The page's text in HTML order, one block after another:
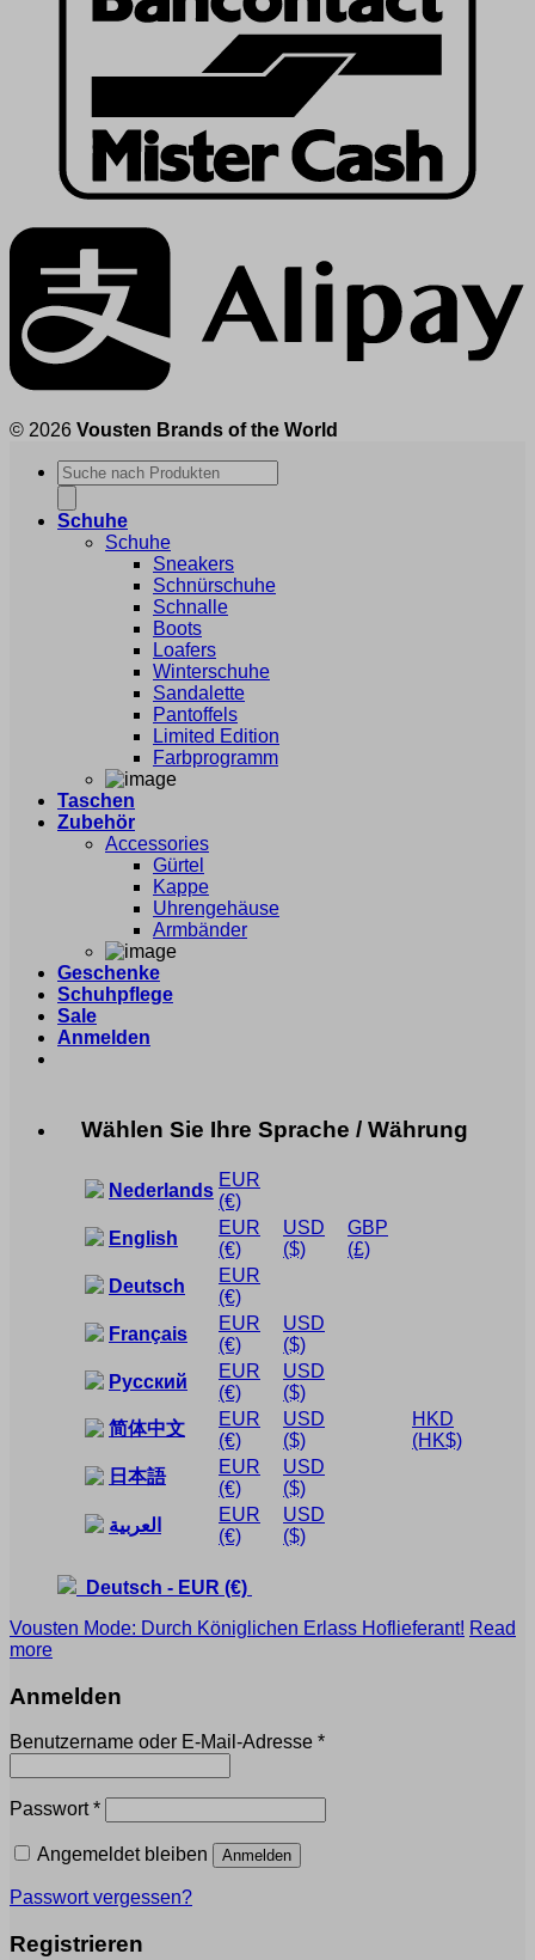
© 2026 Vousten Brands of the World
Products
search
Schuhe
Schuhe
Sneakers
Schnürschuhe
Schnalle
Boots
Loafers
Winterschuhe
Sandalette
Pantoffels
Limited Edition
Farbprogramm
Taschen
Zubehör
Accessories
Gürtel
Kappe
Uhrengehäuse
Armbänder
Geschenke
Schuhpflege
Sale
Anmelden
Wählen Sie Ihre Sprache / Währung
Nederlands
EUR
(€)
English
EUR
(€)
USD
($)
GBP
(£)
Deutsch
EUR
(€)
Français
EUR
(€)
USD
($)
Русский
EUR
(€)
USD
($)
简体中文
EUR
(€)
USD
($)
HKD
(HK$)
日本語
EUR
(€)
USD
($)
العربية
EUR
(€)
USD
($)
Deutsch - EUR (€)
Vousten Mode: Durch Königlichen Erlass Hoflieferant! Read
more
Anmelden
Benutzername oder E-Mail-Adresse *Erforderlich
Passwort*Erforderlich
Angemeldet bleiben Anmelden
Passwort vergessen?
Registrieren